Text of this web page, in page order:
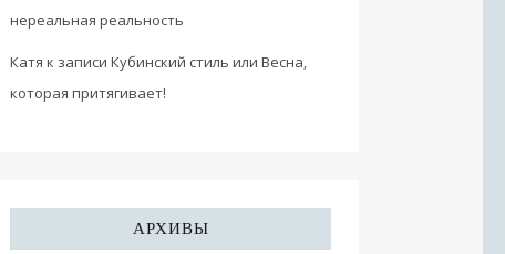
нереальная реальность
Катя к записи Кубинский стиль или Весна,
которая притягивает!
АРХИВЫ